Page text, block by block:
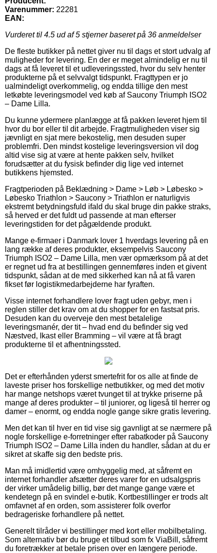
Varenummer: 22281
EAN:
Vurderet til 4.5 ud af 5 stjerner baseret på 36 anmeldelser
De fleste butikker på nettet giver nu til dags et stort udvalg af
muligheder for levering. En der er meget almindelig er nu til
dags at få leveret til et udleveringssted, hvor du selv henter
produkterne på et selvvalgt tidspunkt. Fragttypen er jo
ualmindeligt overkommelig, og endda tillige den mest
letkøbte leveringsmodel ved køb af Saucony Triumph ISO2
– Dame Lilla.
Du kunne ydermere planlægge at få pakken leveret hjem til
hvor du bor eller til dit arbejde. Fragtmuligheden viser sig
jævnligt en sjat mere bekostelig, men desuden super
problemfri. Den mindst kostelige leveringsversion vil dog
altid vise sig at være at hente pakken selv, hvilket
forudsætter at du fysisk befinder dig lige ved internet
butikkens hjemsted.
Fragtperioden på Beklædning > Dame > Løb > Løbesko >
Løbesko Triathlon > Saucony > Triathlon er naturligvis
ekstremt betydningsfuld ifald du skal bruge din pakke straks,
så herved er det fuldt ud passende at man efterser
leveringstiden for det pågældende produkt.
Mange e-firmaer i Danmark lover 1 hverdags levering på en
lang række af deres produkter, eksempelvis Saucony
Triumph ISO2 – Dame Lilla, men vær opmærksom på at det
er regnet ud fra at bestillingen gennemføres inden et givent
tidspunkt, sådan at de med sikkerhed kan nå at få varen
fikset før logistikmedarbejderne har fyraften.
Visse internet forhandlere lover fragt uden gebyr, men i
reglen stiller det krav om at du shopper for en fastsat pris.
Desuden kan du overveje den mest betalelige
leveringsmanér, der tit – hvad end du befinder sig ved
Næstved, Ikast eller Bramming – vil være at få bragt
produkterne til et afhentningssted.
Det er efterhånden yderst smertefrit for os alle at finde de
laveste priser hos forskellige netbutikker, og med det motiv
har mange netshops været tvunget til at trykke priserne på
mange af deres produkter – til juniorer, og ligeså til herrer og
damer – enormt, og endda nogle gange sikre gratis levering.
Men det kan til hver en tid vise sig gavnligt at se nærmere på
nogle forskellige e-forretninger efter rabatkoder på Saucony
Triumph ISO2 – Dame Lilla inden du handler, sådan at du er
sikret at skaffe sig den bedste pris.
Man må imidlertid være omhyggelig med, at såfremt en
internet forhandler afsætter deres varer for en udsalgspris
der virker umådelig billig, bør det mange gange være et
kendetegn på en svindel e-butik. Kortbestillinger er trods alt
omfavnet af en orden, som assisterer folk overfor
bedrageriske forhandlere på nettet.
Generelt tilråder vi bestillinger med kort eller mobilbetaling.
Som alternativ bør du bruge et tilbud som fx ViaBill, såfremt
du foretrækker at betale prisen over en længere periode.